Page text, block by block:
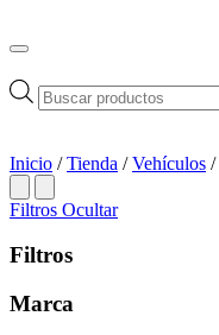
Búsqueda
de
Inicio /Tienda /Vehículos /
Filtros Ocultar
Filtros
Marca